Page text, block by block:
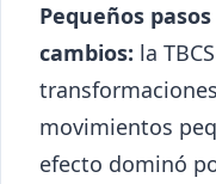
Pequeños
cambios: la
movimientos
efecto dominó